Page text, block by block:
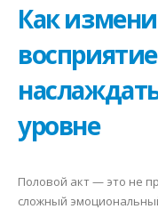
Как
уровне
Половой акт — это не
сложный